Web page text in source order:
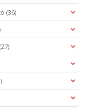
CULT N.17
Cartacea
6.90 €
Digitale
3.50 €
(36)
(27)